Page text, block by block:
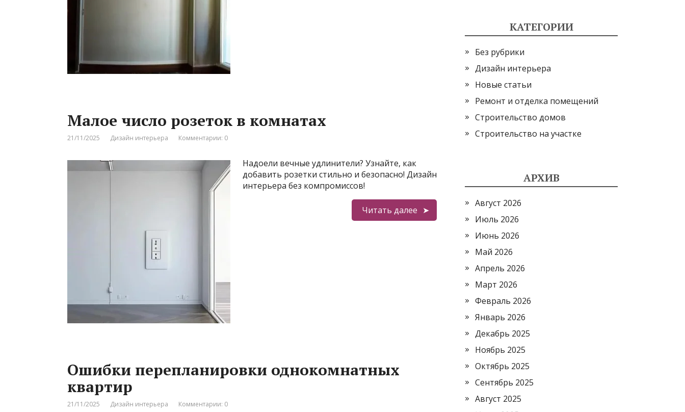
Малое число розеток в комнатах
21/11/2025 Дизайн интерьера Комментарии: 0
Надоели вечные удлинители? Узнайте, как
добавить розетки стильно и безопасно! Дизайн
интерьера без компромиссов!
Читать далее
Ошибки перепланировки однокомнатных
квартир
21/11/2025 Дизайн интерьера Комментарии: 0
КАТЕГОРИИ
Без рубрики
Дизайн интерьера
Новые статьи
Ремонт и отделка помещений
Строительство домов
Строительство на участке
АРХИВ
Август 2026
Июль 2026
Июнь 2026
Май 2026
Апрель 2026
Март 2026
Февраль 2026
Январь 2026
Декабрь 2025
Ноябрь 2025
Октябрь 2025
Сентябрь 2025
Август 2025